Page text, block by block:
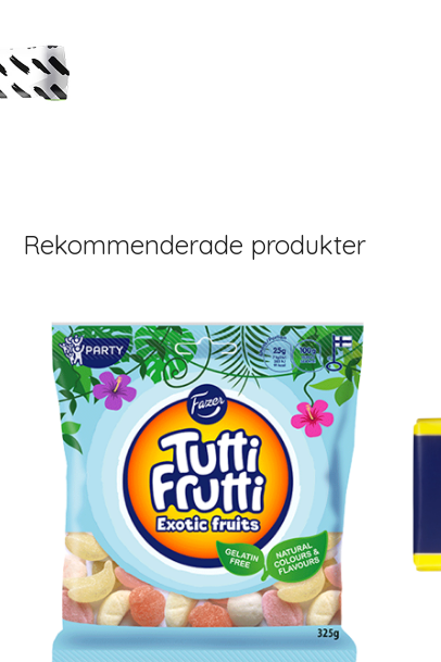
Rekommenderade produkter